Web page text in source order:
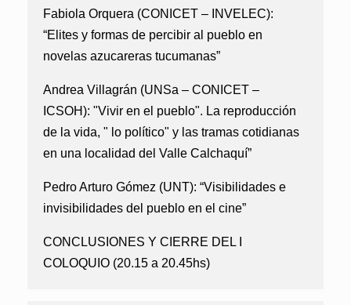
Fabiola Orquera (CONICET – INVELEC):
“Elites y formas de percibir al pueblo en
novelas azucareras tucumanas”
Andrea Villagrán (UNSa – CONICET –
ICSOH): "Vivir en el pueblo". La reproducción
de la vida, " lo político" y las tramas cotidianas
en una localidad del Valle Calchaquí”
Pedro Arturo Gómez (UNT): “Visibilidades e
invisibilidades del pueblo en el cine”
CONCLUSIONES Y CIERRE DEL I
COLOQUIO (20.15 a 20.45hs)